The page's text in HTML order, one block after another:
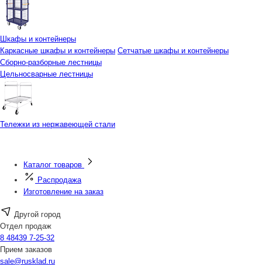
Шкафы и контейнеры
Каркасные шкафы и контейнеры Сетчатые шкафы и контейнеры
Сборно-разборные лестницы
Цельносварные лестницы
Тележки из нержавеющей стали
Каталог товаров
Распродажа
Изготовление на заказ
Другой город
Отдел продаж
8 48439 7-25-32
Прием заказов
sale@rusklad.ru